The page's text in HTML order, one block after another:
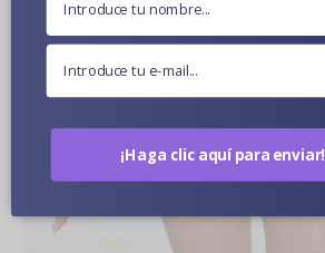
¡Haga clic aquí para enviar!